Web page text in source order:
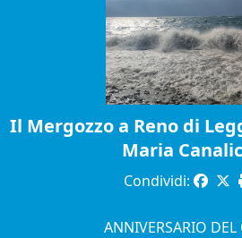
Il Mergozzo a Reno di
Maria
Condividi:
ANNIVERSARIO